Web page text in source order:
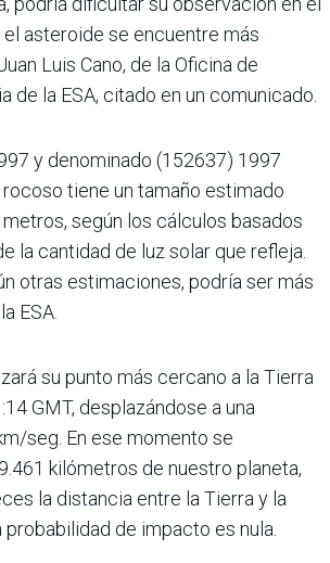
el asteroide se encuentre más
Luis Cano, de la Oficina de
de la ESA, citado en un comunicado.
y denominado (152637) 1997
tiene un tamaño estimado
según los cálculos basados
la cantidad de luz solar que refleja.
otras estimaciones, podría ser más
ESA.
su punto más cercano a la Tierra
GMT, desplazándose a una
seg. En ese momento se
kilómetros de nuestro planeta,
la distancia entre la Tierra y la
probabilidad de impacto es nula.